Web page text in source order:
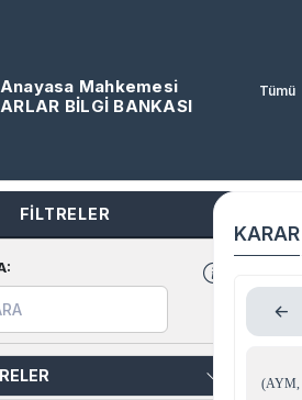
Anayasa Mahkemesi
BİLGİ BANKASI
Tümü
FİLTRELER
:
KARAR
(AYM,